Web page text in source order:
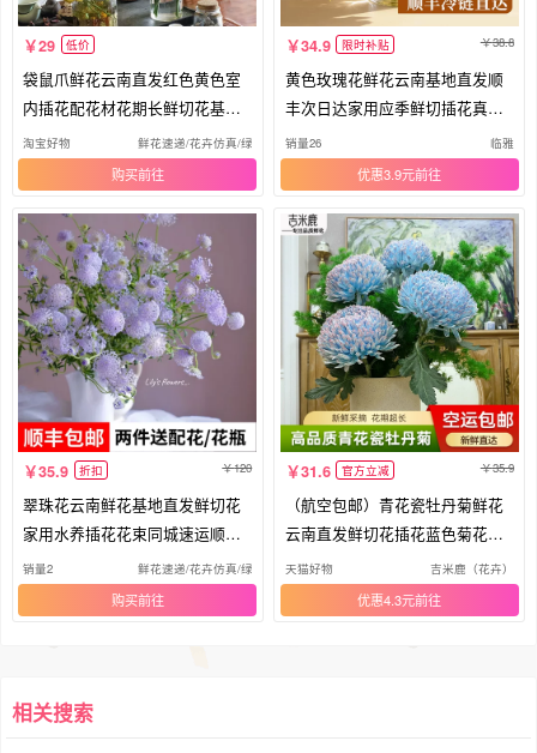
29 低价
袋鼠爪鲜花云南直发红色黄色室
内插花配花材花期长鲜切花基地
花束
淘宝好物 鲜花速递/花卉仿真/绿植园艺
购买
34.9 限时补贴 38.8
黄色玫瑰花鲜花云南基地直发顺
丰次日达家用应季鲜切插花真花
花卉
销量26 临雅
优惠3.9元
35.9 折扣 120
翠珠花云南鲜花基地直发鲜切花
家用水养插花花束同城速运顺丰
冷链
销量2 鲜花速递/花卉仿真/绿植园艺
购买
31.6 官方立减 35.9
（航空包邮）青花瓷牡丹菊鲜花
云南直发鲜切花插花蓝色菊花鲜
花束
天猫好物 吉米鹿（花卉）
优惠4.3元
相关搜索